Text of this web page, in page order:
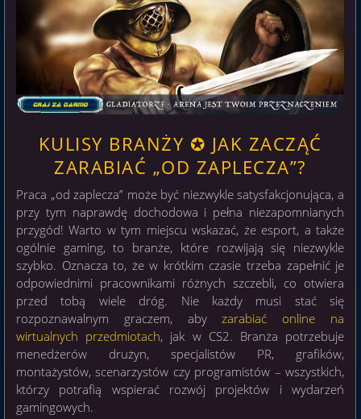
KULISY BRANŻY ✪ JAK ZACZĄĆ
ZARABIAĆ „OD ZAPLECZA”?
Praca „od zaplecza” może być niezwykle satysfakcjonująca, a
przy tym naprawdę dochodowa i pełna niezapomnianych
przygód! Warto w tym miejscu wskazać, że esport, a także
ogólnie gaming, to branże, które rozwijają się niezwykle
szybko. Oznacza to, że w krótkim czasie trzeba zapełnić je
odpowiednimi pracownikami różnych szczebli, co otwiera
przed tobą wiele dróg. Nie każdy musi stać się
rozpoznawalnym graczem, aby zarabiać online na
wirtualnych przedmiotach, jak w CS2. Branża potrzebuje
menedżerów drużyn, specjalistów PR, grafików,
montażystów, scenarzystów czy programistów – wszystkich,
którzy potrafią wspierać rozwój projektów i wydarzeń
gamingowych.